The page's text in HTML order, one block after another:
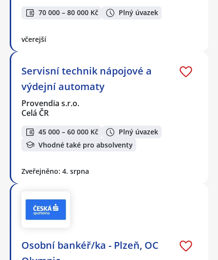
70 000 – 80 000 Kč Plný úvazek
včerejší
Servisní technik nápojové a
výdejní automaty
Provendia s.r.o.
Celá ČR
45 000 – 60 000 Kč
Plný úvazek
Vhodné také pro absolventy
Zveřejněno: 4. srpna
Osobní bankéř/ka - Plzeň, OC